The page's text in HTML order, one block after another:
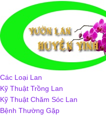
nội
dung
Các Loại Lan
Kỹ Thuật Trồng Lan
Kỹ Thuật Chăm Sóc Lan
Bệnh Thường Gặp